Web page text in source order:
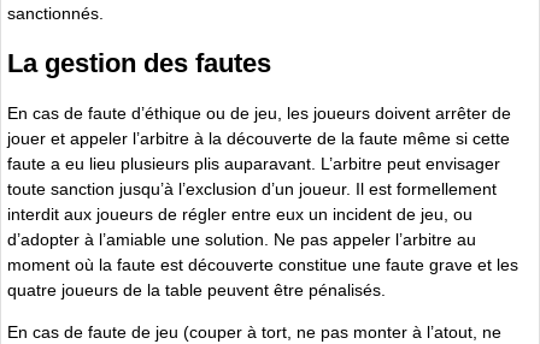
sanctionnés.
La gestion des fautes
En cas de faute d’éthique ou de jeu, les joueurs doivent arrêter de
jouer et appeler l’arbitre à la découverte de la faute même si cette
faute a eu lieu plusieurs plis auparavant. L’arbitre peut envisager
toute sanction jusqu’à l’exclusion d’un joueur. Il est formellement
interdit aux joueurs de régler entre eux un incident de jeu, ou
d’adopter à l’amiable une solution. Ne pas appeler l’arbitre au
moment où la faute est découverte constitue une faute grave et les
quatre joueurs de la table peuvent être pénalisés.
En cas de faute de jeu (couper à tort, ne pas monter à l’atout, ne